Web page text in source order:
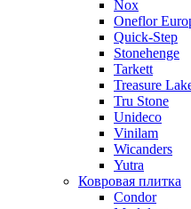
Nox
Oneflor
Quick-Step
Stonehenge
Tarkett
Treasure
Tru Stone
Unideco
Vinilam
Wicanders
Yutra
Ковровая плитка
Condor